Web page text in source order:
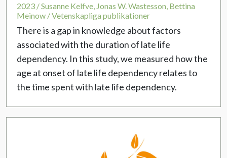
2023 / Susanne Kelfve, Jonas W. Wastesson, Bettina
Meinow / Vetenskapliga publikationer
There is a gap in knowledge about factors
associated with the duration of late life
dependency. In this study, we measured how the
age at onset of late life dependency relates to
the time spent with late life dependency.